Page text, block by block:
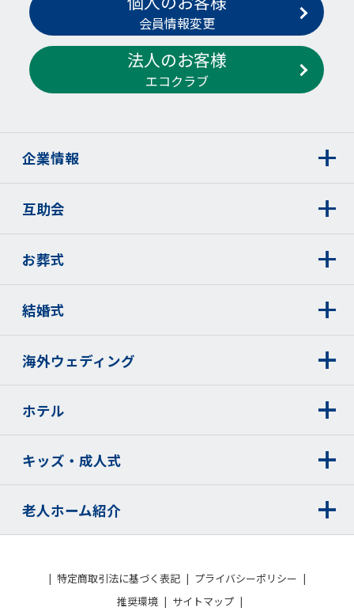
会員情報変更
法人のお客様
エコクラブ
企業情報
互助会
お葬式
結婚式
海外ウェディング
ホテル
キッズ・成人式
老人ホーム紹介
特定商取引法に基づく表記
プライバシーポリシー
推奨環境
サイトマップ